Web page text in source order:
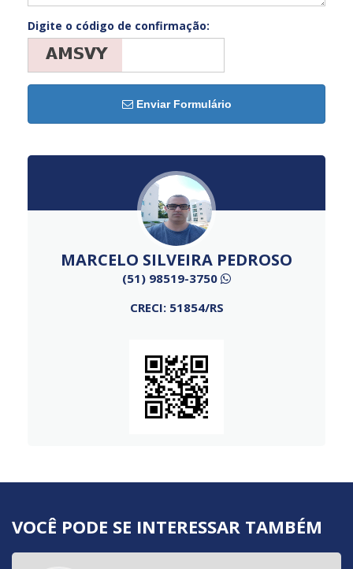
Digite o código de confirmação:
Enviar Formulário
MARCELO SILVEIRA PEDROSO
(51) 98519-3750
CRECI: 51854/RS
VOCÊ PODE SE INTERESSAR TAMBÉM